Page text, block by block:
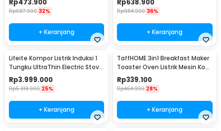
Rp473.900
Rp687.900 32%
+ Keranjang
Rp638.900
Rp984.900 36%
+ Keranjang
Lifeite Kompor Listrik Induksi 1
Tungku UltraThin Electric Stove
2100W - LFT-012
Rp3.999.000
Rp5.318.900 25%
+ Keranjang
TaffHOME 3in1 Breakfast Maker
Toaster Oven Listrik Mesin Kopi
1050W - JH-801
Rp339.100
Rp464.900 28%
+ Keranjang